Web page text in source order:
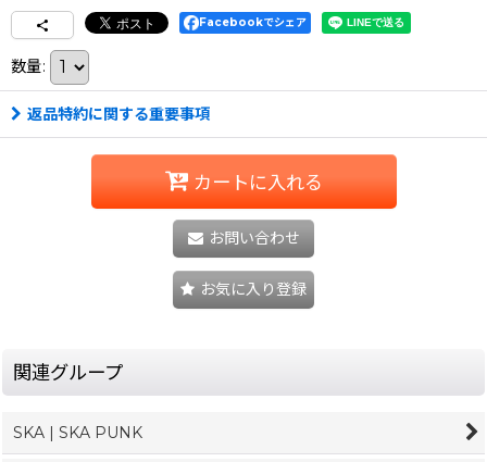
Facebookでシェア
数量:
返品特約に関する重要事項
カートに入れる
お問い合わせ
お気に入り登録
関連グループ
SKA | SKA PUNK